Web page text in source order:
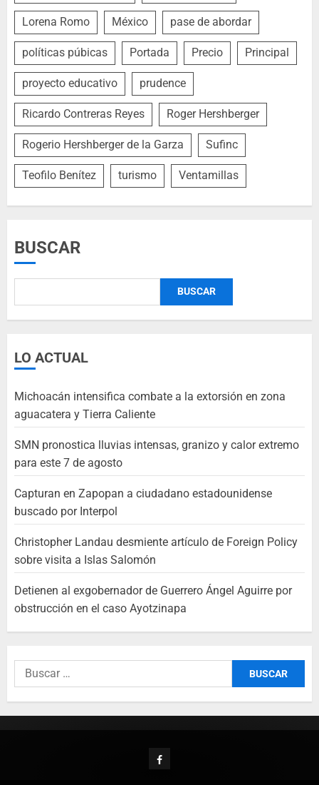
Lorena Romo México pase de abordar
políticas púbicas Portada Precio Principal
proyecto educativo prudence
Ricardo Contreras Reyes Roger Hershberger
Rogerio Hershberger de la Garza Sufinc
Teofilo Benítez turismo Ventamillas
BUSCAR
BUSCAR
LO ACTUAL
Michoacán intensifica combate a la extorsión en zona
aguacatera y Tierra Caliente
SMN pronostica lluvias intensas, granizo y calor extremo
para este 7 de agosto
Capturan en Zapopan a ciudadano estadounidense
buscado por Interpol
Christopher Landau desmiente artículo de Foreign Policy
sobre visita a Islas Salomón
Detienen al exgobernador de Guerrero Ángel Aguirre por
obstrucción en el caso Ayotzinapa